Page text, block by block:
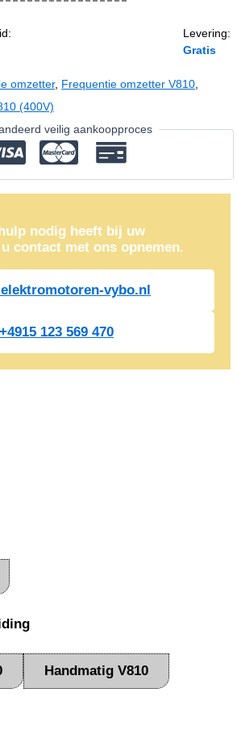
Levering:
Gratis
omzetter, Frequentie omzetter V810
(400V)
veilig aankoopproces
nodig heeft bij uw
contact met ons opnemen.
vybo.nl
+4915 123 569 470
Handmatig V810